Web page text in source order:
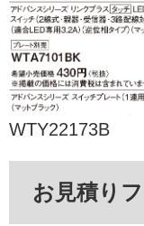
WTY22173B
お見積り